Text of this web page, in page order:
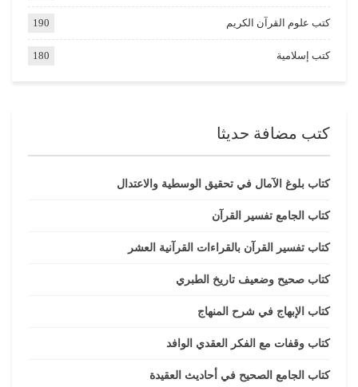
كتب علوم القرآن الكريم 190
كتب إسلامية 180
كتب مضافة حديثا
كتاب بلوغ الآمال في تحقيق الوسطية والاعتدال
كتاب الجامع تفسير القرآن
كتاب تفسير القرآن بالقراءات القرآنية العشر
كتاب صحيح وضعيف تاريخ الطبري
كتاب الإبهاج في شرح المنهاج
كتاب وقفات مع الفكر العقدي الوافد
كتاب الجامع الصحيح في أحاديث العقيدة